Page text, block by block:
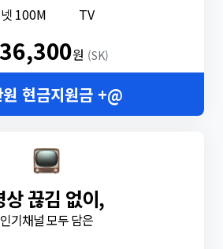
100M TV
36,300원 (SK)
현금지원금 +@
상 끊김 없이,
인기채널 모두 담은